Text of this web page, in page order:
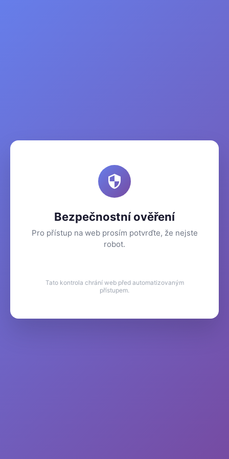
Bezpečnostní ověření
Pro přístup na web prosím potvrďte, že nejste
robot.
Tato kontrola chrání web před automatizovaným
přístupem.